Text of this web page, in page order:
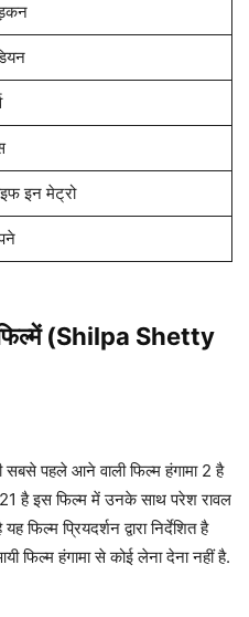
इन मेट्रो
(Shilpa Shetty
सबसे पहले आने वाली फिल्म हंगामा 2 है
है इस फिल्म में उनके साथ परेश रावल
फिल्म प्रियदर्शन द्वारा निर्देशित है
फिल्म हंगामा से कोई लेना देना नहीं है.